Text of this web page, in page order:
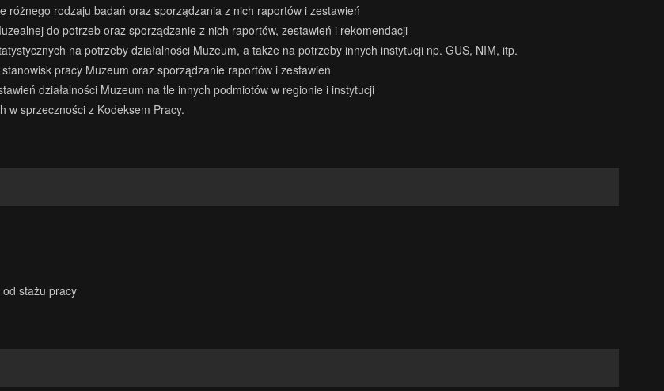
rodzaju badań oraz sporządzania z nich raportów i zestawień
do potrzeb oraz sporządzanie z nich raportów, zestawień i rekomendacji
na potrzeby działalności Muzeum, a także na potrzeby innych instytucji np. GUS, NIM, itp.
pracy Muzeum oraz sporządzanie raportów i zestawień
działalności Muzeum na tle innych podmiotów w regionie i instytucji
w sprzeczności z Kodeksem Pracy.
stażu pracy